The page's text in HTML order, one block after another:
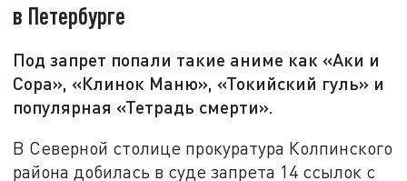
в Петербурге
Под запрет попали такие аниме как «Аки и
Сора», «Клинок Маню», «Токийский гуль» и
популярная «Тетрадь смерти».
В Северной столице прокуратура Колпинского
района добилась в суде запрета 14 ссылок с